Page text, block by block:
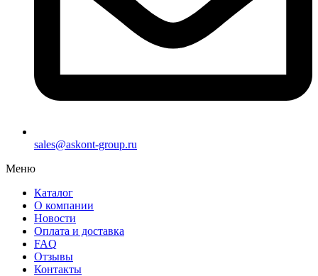
sales@askont-group.ru
Меню
Каталог
О компании
Новости
Оплата и доставка
FAQ
Отзывы
Контакты